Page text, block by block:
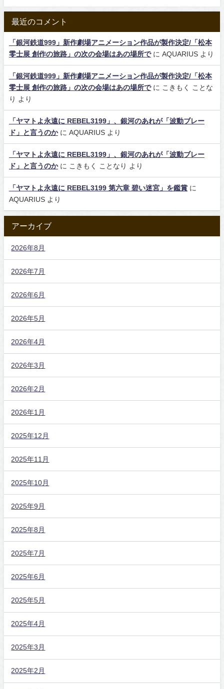
最近のコメント
「銀河鉄道999」新作劇場アニメーション作品が製作決定/「松本
零士展 創作の旅路」の次の会場はあの場所でに AQUARIUS より
「銀河鉄道999」新作劇場アニメーション作品が製作決定/「松本
零士展 創作の旅路」の次の会場はあの場所でに こきもく ことな
り
より
「ヤマトよ永遠に REBEL3199」、銀河のあれが「波動ブレー
ド」と言うのかに AQUARIUS より
「ヤマトよ永遠に REBEL3199」、銀河のあれが「波動ブレー
ド」と言うのかに こきもく ことなり より
「ヤマトよ永遠に REBEL3199 第六章 碧い迷宮」を鑑賞 に
AQUARIUS より
アーカイブ
2026年8月
2026年7月
2026年6月
2026年5月
2026年4月
2026年3月
2026年2月
2026年1月
2025年12月
2025年11月
2025年10月
2025年9月
2025年8月
2025年7月
2025年6月
2025年5月
2025年4月
2025年3月
2025年2月